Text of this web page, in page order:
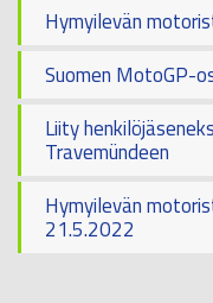
Hymyilevän
Suomen MotoGP-
Liity
Travemündeen
Hymyilevän
21.5.2022